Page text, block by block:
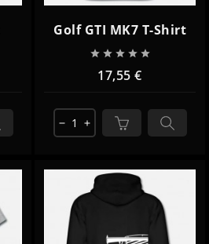
Golf GTI MK7 T-Shirt
    
17,55 €
remove add